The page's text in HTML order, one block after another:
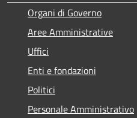
Organi di Governo
Aree Amministrative
Uffici
Enti e fondazioni
Politici
Personale Amministrativo